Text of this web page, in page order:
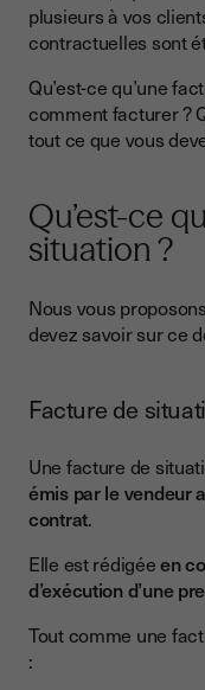
Quelle est la
facture de solde ?
Quelle est la
facture finale ?
Quand faire une
Comment calculer
pourcentage
Comment
Comment faire une
forme ?
Les règles
Les spécificités de
Ce qu’il faut retenir
plusieurs à vos
contractuelles sont
Qu’est-ce qu’une
comment facturer ?
tout ce que vous
Qu’est-ce
situation ?
Nous vous
devez savoir sur ce
Facture de
Une facture de
émis par le vendeur
contrat.
Elle est rédigéeen
d’exécution d’une
Tout comme une
: